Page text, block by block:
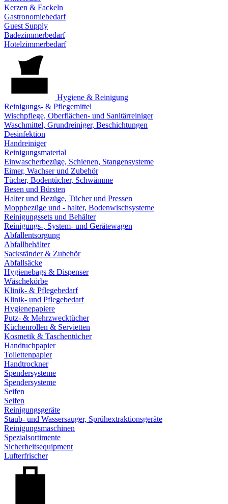
Kerzen & Fackeln
Gastronomiebedarf
Guest Supply
Badezimmerbedarf
Hotelzimmerbedarf
Hygiene & Reinigung
Reinigungs- & Pflegemittel
Wischpflege, Oberflächen- und Sanitärreiniger
Waschmittel, Grundreiniger, Beschichtungen
Desinfektion
Handreiniger
Reinigungsmaterial
Einwascherbezüge, Schienen, Stangensysteme
Eimer, Wachser und Zubehör
Tücher, Bodentücher, Schwämme
Besen und Bürsten
Halter und Bezüge, Tücher und Pressen
Moppbezüge und - halter, Bodenwischsysteme
Reinigungssets und Behälter
Reinigungs-, System- und Gerätewagen
Abfallentsorgung
Abfallbehälter
Sackständer & Zubehör
Abfallsäcke
Hygienebags & Dispenser
Wäschekörbe
Klinik- & Pflegebedarf
Klinik- und Pflegebedarf
Hygienepapiere
Putz- & Mehrzwecktücher
Küchenrollen & Servietten
Kosmetik & Taschentücher
Handtuchpapier
Toilettenpapier
Handtrockner
Spendersysteme
Spendersysteme
Seifen
Seifen
Reinigungsgeräte
Staub- und Wassersauger, Sprühextraktionsgeräte
Reinigungsmaschinen
Spezialsortimente
Sicherheitsequipment
Lufterfrischer